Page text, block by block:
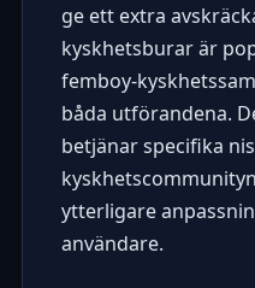
ge ett extra
kyskhetsburar är
femboy-
båda utförandena.
betjänar specifika
ytterligare
användare.